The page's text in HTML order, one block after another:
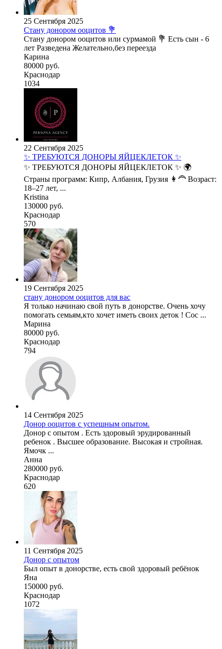
25 Сентября 2025
Стану донором ооцитов 💐
Стану донором ооцитов или сурмамой 💐 Есть сын - 6
лет Разведена Желательно,без переезда
Карина
80000 руб.
Краснодар
1034
22 Сентября 2025
✨ ТРЕБУЮТСЯ ДОНОРЫ ЯЙЦЕКЛЕТОК ✨
✨ ТРЕБУЮТСЯ ДОНОРЫ ЯЙЦЕКЛЕТОК ✨ 🌍
Страны программ: Кипр, Албания, Грузия 👩‍🦰 Возраст:
18–27 лет, ...
Kristina
130000 руб.
Краснодар
570
19 Сентября 2025
стану донором ооцитов для вас
Я только начинаю свой путь в донорстве. Очень хочу
помогать семьям,кто хочет иметь своих деток ! Сос ...
Марина
80000 руб.
Краснодар
794
14 Сентября 2025
Донор ооцитов с успешным опытом.
Донор с опытом . Есть здоровый эрудированный
ребенок . Высшее образование. Высокая и стройная.
Ямочк ...
Анна
280000 руб.
Краснодар
620
11 Сентября 2025
Донор с опытом
Был опыт в донорстве, есть свой здоровый ребёнок
Яна
150000 руб.
Краснодар
1072